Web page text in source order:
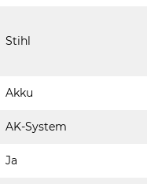
Stihl
Akku
AK-System
Ja